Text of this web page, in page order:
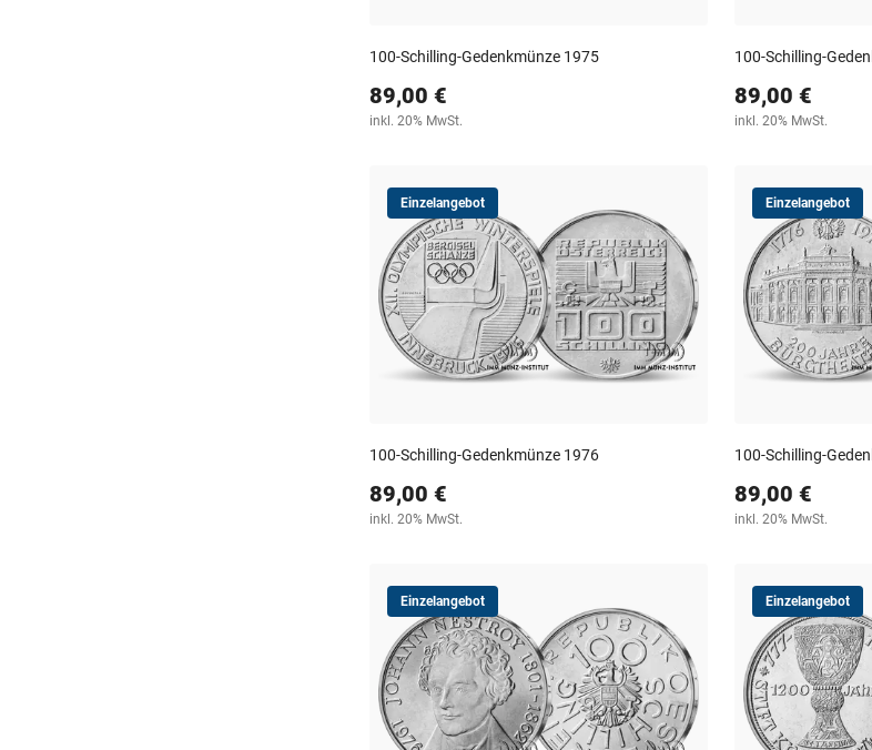
100-Schilling-Gedenkmünze 1975
89,00 €
inkl. 20% MwSt.
100-Schilling-
89,00 €
inkl. 20% MwSt.
Einzelangebot
100-Schilling-Gedenkmünze 1976
89,00 €
inkl. 20% MwSt.
Einzelangebot
100-Schilling-
89,00 €
inkl. 20% MwSt.
Einzelangebot Einzelangebot